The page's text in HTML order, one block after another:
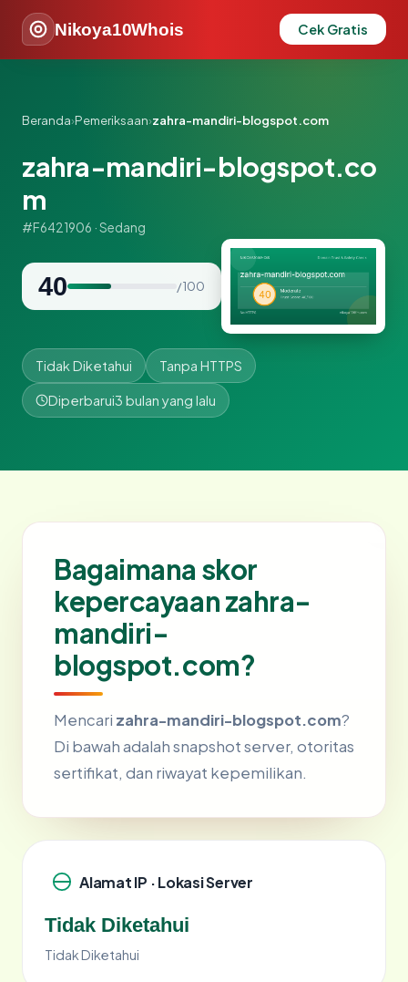
Nikoya10Whois Cek Gratis
Beranda›Pemeriksaan›zahra-mandiri-blogspot.com
zahra-mandiri-blogspot.co
m
#F6421906 · Sedang
40 / 100
Tidak Diketahui Tanpa HTTPS
Diperbarui3 bulan yang lalu
Bagaimana skor
kepercayaan zahra-
mandiri-
blogspot.com?
Mencari zahra-mandiri-blogspot.com?
Di bawah adalah snapshot server, otoritas
sertifikat, dan riwayat kepemilikan.
Alamat IP · Lokasi Server
Tidak Diketahui
Tidak Diketahui